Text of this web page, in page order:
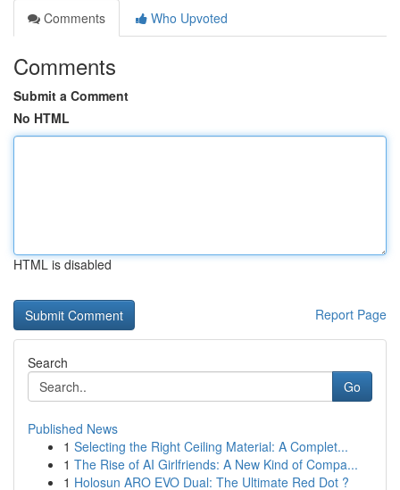
Comments
Who Upvoted
Comments
Submit a Comment
No HTML
HTML is disabled
Report Page
Search
Go
Published News
1 Selecting the Right Ceiling Material: A Complet...
1 The Rise of AI Girlfriends: A New Kind of Compa...
1 Holosun ARO EVO Dual: The Ultimate Red Dot ?